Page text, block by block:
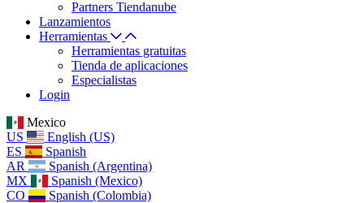
Partners Tiendanube
Lanzamientos
Herramientas
Herramientas gratuitas
Tienda de aplicaciones
Especialistas
Login
Mexico
US
English (US)
ES
Spanish
AR
Spanish (Argentina)
MX
Spanish (Mexico)
CO
Spanish (Colombia)